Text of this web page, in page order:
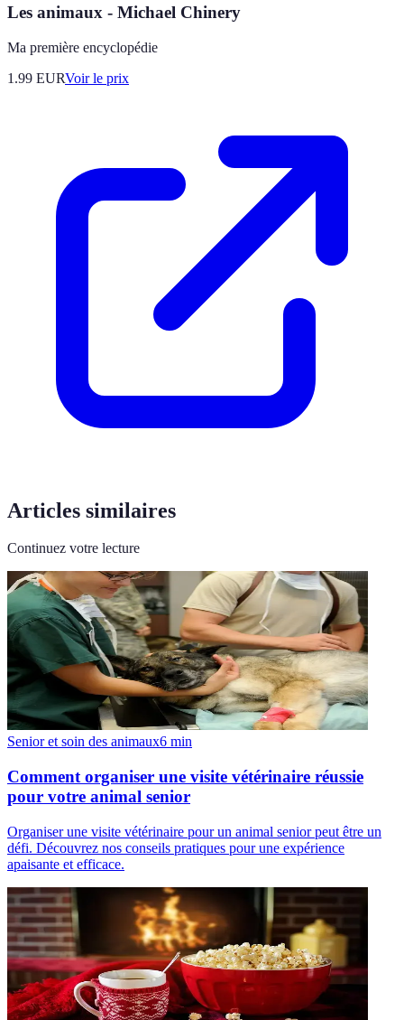
Les animaux - Michael Chinery
Ma première encyclopédie
1.99 EURVoir le prix
Articles similaires
Continuez votre lecture
Senior et soin des animaux6 min
Comment organiser une visite vétérinaire réussie
pour votre animal senior
Organiser une visite vétérinaire pour un animal senior peut être un
défi. Découvrez nos conseils pratiques pour une expérience
apaisante et efficace.